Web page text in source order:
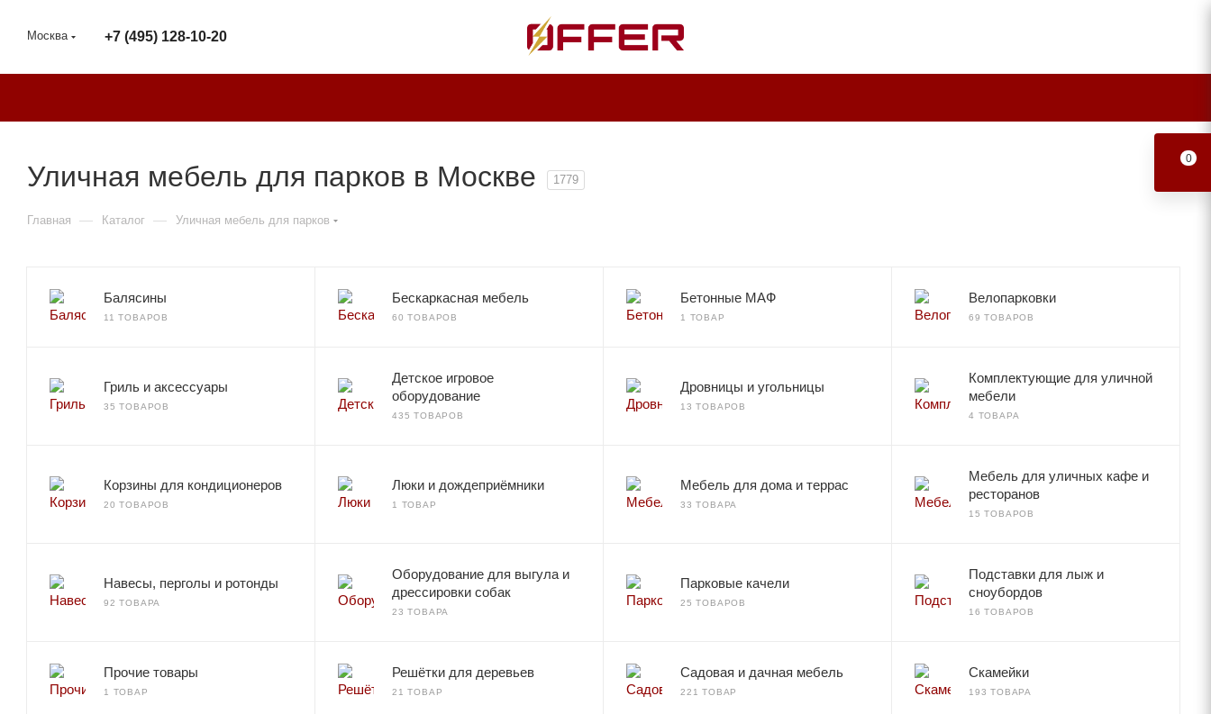
Москва +7 (495) 128-10-20
Уличная мебель для парков в Москве 1779
Главная — Каталог — Уличная мебель для парков
Балясины
11 ТОВАРОВ
Бескаркасная мебель
60 ТОВАРОВ
Бетонные МАФ
1 ТОВАР
Велопарковки
69 ТОВАРОВ
Гриль и аксессуары
35 ТОВАРОВ
Детское игровое
оборудование
435 ТОВАРОВ
Дровницы и угольницы
13 ТОВАРОВ
Комплектующие для уличной
мебели
4 ТОВАРА
Корзины для кондиционеров
20 ТОВАРОВ
Люки и дождеприёмники
1 ТОВАР
Мебель для дома и террас
33 ТОВАРА
Мебель для уличных кафе и
ресторанов
15 ТОВАРОВ
Навесы, перголы и ротонды
92 ТОВАРА
Оборудование для выгула и
дрессировки собак
23 ТОВАРА
Парковые качели
25 ТОВАРОВ
Подставки для лыж и
сноубордов
16 ТОВАРОВ
Прочие товары
1 ТОВАР
Решётки для деревьев
21 ТОВАР
Садовая и дачная мебель
221 ТОВАР
Скамейки
193 ТОВАРА
0